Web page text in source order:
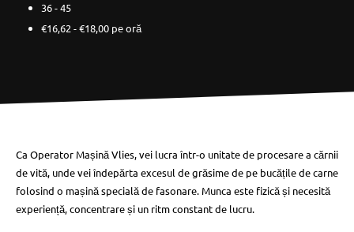
36 - 45
€16,62 - €18,00 pe oră
Ca Operator Mașină Vlies, vei lucra într-o unitate de procesare a cărnii
de vită, unde vei îndepărta excesul de grăsime de pe bucățile de carne
folosind o mașină specială de fasonare. Munca este fizică și necesită
experiență, concentrare și un ritm constant de lucru.